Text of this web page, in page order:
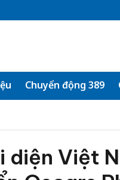
Chuyển động 389
diện Việt